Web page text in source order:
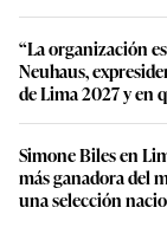
“La organización
Neuhaus,
de Lima 2027 y en
Simone Biles en
más ganadora del
una selección